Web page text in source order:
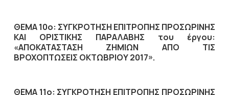
ΘΕΜΑ 10ο: ΣΥΓΚΡΟΤΗΣΗ ΕΠΙΤΡΟΠΗΣ ΠΡΟΣΩΡΙΝΗΣ
ΚΑΙ ΟΡΙΣΤΙΚΗΣ ΠΑΡΑΛΑΒΗΣ του έργου:
«ΑΠΟΚΑΤΑΣΤΑΣΗ ΖΗΜΙΩΝ ΑΠΟ ΤΙΣ
ΒΡΟΧΟΠΤΩΣΕΙΣ ΟΚΤΩΒΡΙΟΥ 2017».
ΘΕΜΑ 11ο: ΣΥΓΚΡΟΤΗΣΗ ΕΠΙΤΡΟΠΗΣ ΠΡΟΣΩΡΙΝΗΣ